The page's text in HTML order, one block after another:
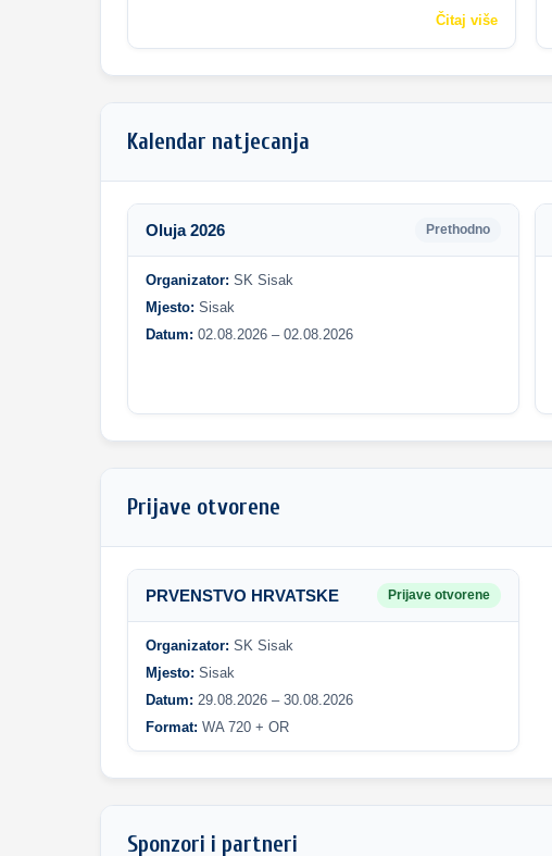
Čitaj više
Kalendar natjecanja
Oluja 2026 Prethodno
Organizator: SK Sisak
Mjesto: Sisak
Datum: 02.08.2026 – 02.08.2026
Prijave otvorene
PRVENSTVO HRVATSKE Prijave otvorene
Organizator: SK Sisak
Mjesto: Sisak
Datum: 29.08.2026 – 30.08.2026
Format: WA 720 + OR
Sponzori i partneri